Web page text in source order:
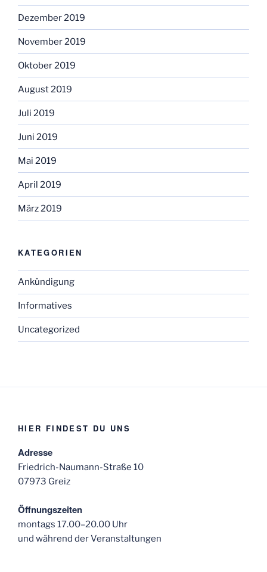
Dezember 2019
November 2019
Oktober 2019
August 2019
Juli 2019
Juni 2019
Mai 2019
April 2019
März 2019
KATEGORIEN
Ankündigung
Informatives
Uncategorized
HIER FINDEST DU UNS
Adresse
Friedrich-Naumann-Straße 10
07973 Greiz
Öffnungszeiten
montags 17.00–20.00 Uhr
und während der Veranstaltungen